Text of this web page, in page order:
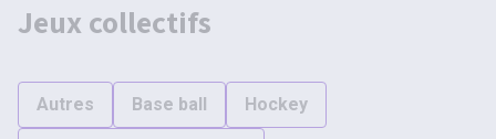
jeux collectifs
Autres Base ball Hockey